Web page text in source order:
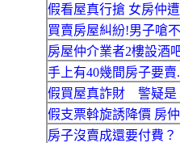
假看屋真行搶 女房仲
買賣房屋糾紛!男子嗆
房屋仲介業者2樓設酒
手上有40幾間房子要賣
假買屋真詐財 警疑是
假支票斡旋誘降價 房
房子沒賣成還要付費